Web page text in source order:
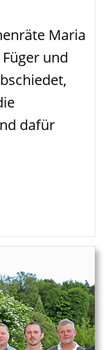
Maria
und
dafür